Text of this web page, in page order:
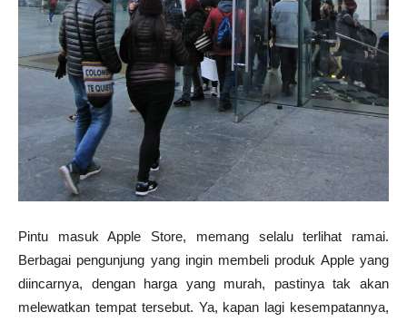
Pintu masuk Apple Store, memang selalu terlihat ramai.
Berbagai pengunjung yang ingin membeli produk Apple yang
diincarnya, dengan harga yang murah, pastinya tak akan
melewatkan tempat tersebut. Ya, kapan lagi kesempatannya,